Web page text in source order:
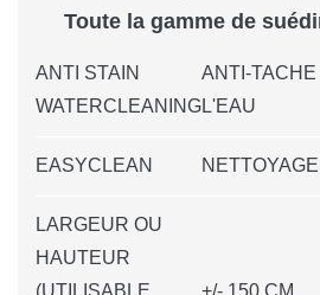
Toute la gamme de
ANTI STAIN
WATERCLEANING
ANTI-
L'EAU
EASYCLEAN
LARGEUR OU
HAUTEUR
(UTILISABLE
+/- 150 CM